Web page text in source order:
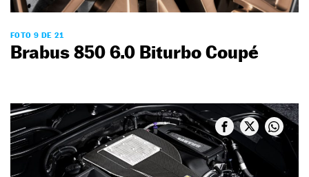
FOTO 9 DE 21
Brabus 850 6.0 Biturbo Coupé